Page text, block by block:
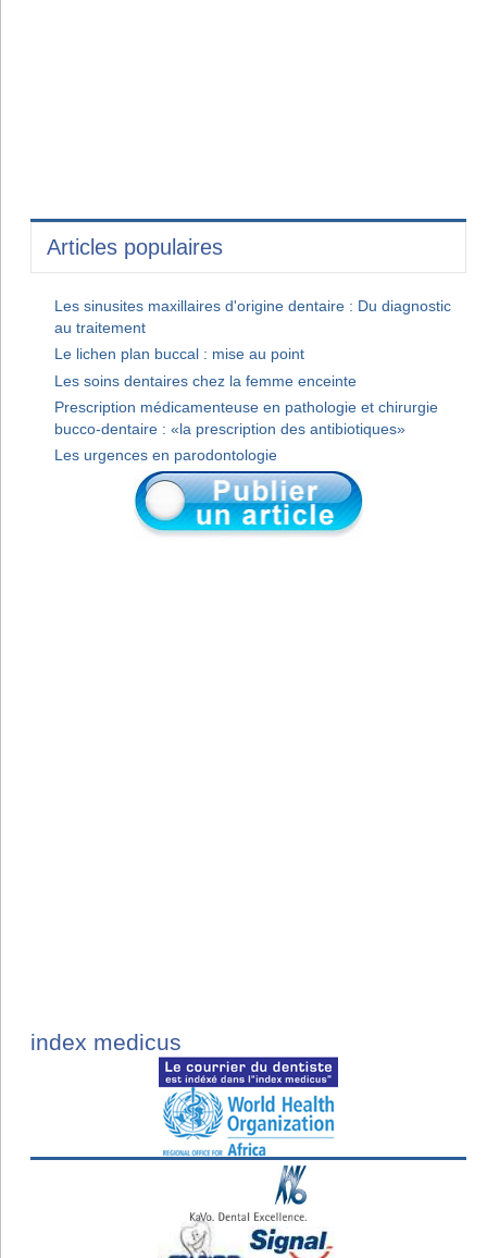
Articles populaires
Les sinusites maxillaires d'origine dentaire : Du diagnostic
au traitement
Le lichen plan buccal : mise au point
Les soins dentaires chez la femme enceinte
Prescription médicamenteuse en pathologie et chirurgie
bucco-dentaire : «la prescription des antibiotiques»
Les urgences en parodontologie
index medicus